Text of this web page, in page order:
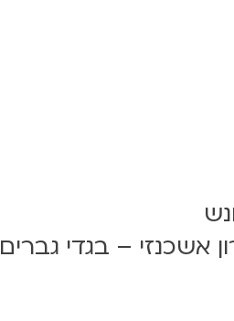
אשכנזי – בגדי גברים